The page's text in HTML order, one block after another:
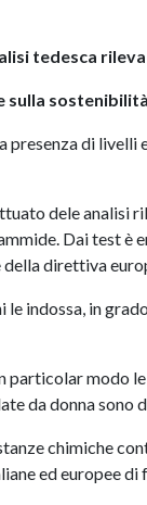
tedesca
sulla
presenza di
dele analisi
Dai test è
direttiva
indossa, in
modo
da donna sono
chimiche
ed europee di